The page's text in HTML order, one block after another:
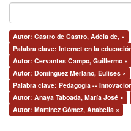
Autor: Castro de Castro, Adela de, ×
Palabra clave: Internet en la
Autor: Cervantes Campo, Guillermo ×
Autor: Domínguez Merlano, Eulises ×
Palabra clave: Pedagogía --
Autor: Anaya Taboada, María José ×
Autor: Martínez Gómez, Anabella ×